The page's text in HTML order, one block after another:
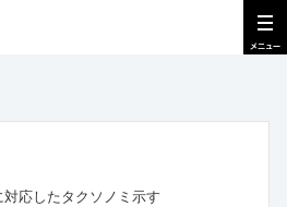
応したタクソノミ示す